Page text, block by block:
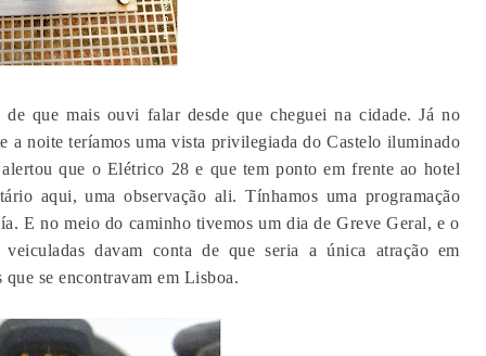
que mais ouvi falar desde que cheguei na cidade. Já no
a noite teríamos uma vista privilegiada do Castelo iluminado
que o Elétrico 28 e que tem ponto em frente ao hotel
aqui, uma observação ali. Tínhamos uma programação
E no meio do caminho tivemos um dia de Greve Geral, e o
davam conta de que seria a única atração em
se encontravam em Lisboa.